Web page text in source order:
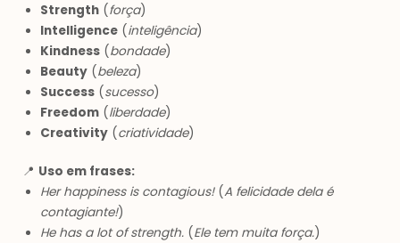
Strength (força)
Intelligence (inteligência)
Kindness (bondade)
Beauty (beleza)
Success (sucesso)
Freedom (liberdade)
Creativity (criatividade)
📍 Uso em frases:
Her happiness is contagious!(A felicidade dela é
contagiante!)
He has a lot of strength. (Ele tem muita força.)